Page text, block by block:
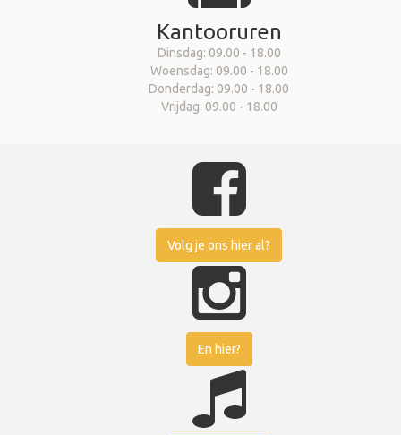
Kantooruren
Dinsdag: 09.00 - 18.00
Woensdag: 09.00 - 18.00
Donderdag: 09.00 - 18.00
Vrijdag: 09.00 - 18.00
Volg je ons hier al?
En hier?